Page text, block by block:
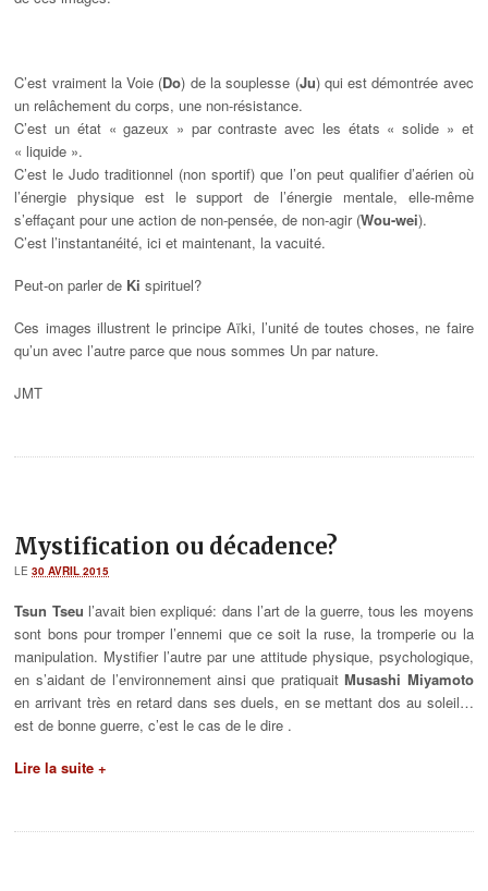
C’est vraiment la Voie (Do) de la souplesse (Ju) qui est démontrée avec
un relâchement du corps, une non-résistance.
C’est un état « gazeux » par contraste avec les états « solide » et
« liquide ».
C’est le Judo traditionnel (non sportif) que l’on peut qualifier d’aérien où
l’énergie physique est le support de l’énergie mentale, elle-même
s’effaçant pour une action de non-pensée, de non-agir (Wou-wei).
C’est l’instantanéité, ici et maintenant, la vacuité.
Peut-on parler de Ki spirituel?
Ces images illustrent le principe Aïki, l’unité de toutes choses, ne faire
qu’un avec l’autre parce que nous sommes Un par nature.
JMT
Mystification ou décadence?
LE30 AVRIL 2015
Tsun Tseu l’avait bien expliqué: dans l’art de la guerre, tous les moyens
sont bons pour tromper l’ennemi que ce soit la ruse, la tromperie ou la
manipulation. Mystifier l’autre par une attitude physique, psychologique,
en s’aidant de l’environnement ainsi que pratiquaitMusashi Miyamoto
en arrivant très en retard dans ses duels, en se mettant dos au soleil…
est de bonne guerre, c’est le cas de le dire .
Lire la suite +